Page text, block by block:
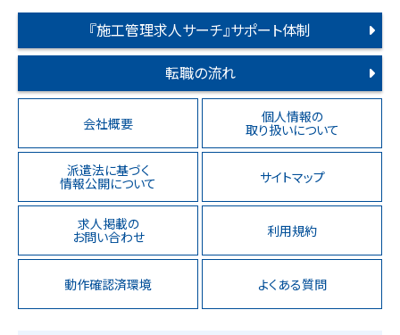
『施工管理求人サーチ』サポート体制
転職の流れ
会社概要 個人情報の
取り扱いについて
派遣法に基づく
情報公開について サイトマップ
求人掲載の
お問い合わせ 利用規約
動作確認済環境 よくある質問